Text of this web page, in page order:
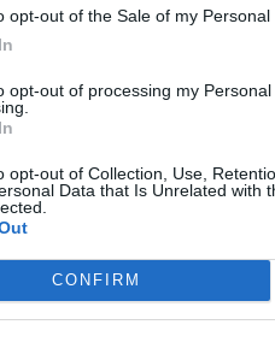
opt-out of the Sale of my Personal
opt-out of processing my
opt-out of Collection, Use,
Data that Is Unrelated with
CONFIRM
διπλάνο. Στις 22
της, σε ύψος
Στις 15 Μαΐου 1923,